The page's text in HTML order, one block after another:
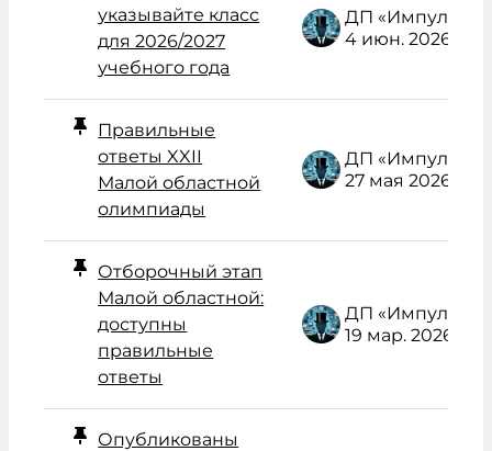
указывайте класс
для 2026/2027
учебного года
4 июн. 2026
Правильные
ответы XXII
Малой областной
олимпиады
27 мая 2026
Отборочный этап
Малой областной:
доступны
правильные
ответы
19 мар. 2026
Опубликованы